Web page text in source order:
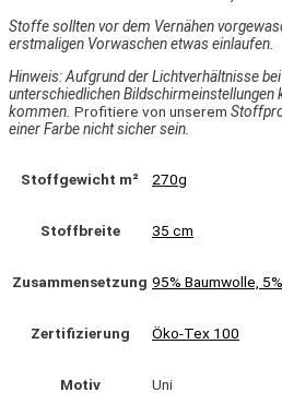
Stoffe sollten vor dem Vernähen
erstmaligen Vorwaschen etwas einlaufen.
Hinweis: Aufgrund der Lichtverhältnisse
unterschiedlichen Bildschirmeinstellungen
kommen. Profitiere von unserem
einer Farbe nicht sicher sein.
Stoffgewicht m² 270g
Stoffbreite 35 cm
Zusammensetzung 95% Baumwolle,
Zertifizierung Öko-Tex 100
Motiv Uni